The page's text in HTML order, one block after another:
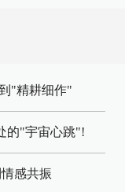
"精耕细作"
的"宇宙心跳"!
感共振